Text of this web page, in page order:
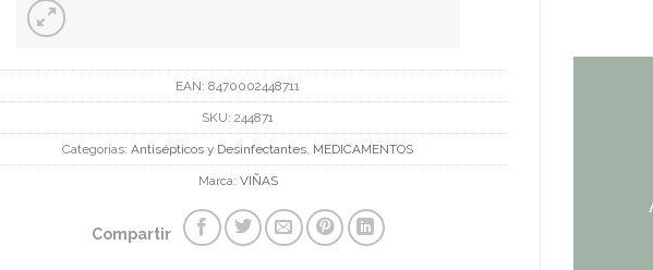
EAN:8470002448711
SKU:244871
Categorías:Antisépticos y Desinfectantes, MEDICAMENTOS
Marca: VIÑAS
Compartir